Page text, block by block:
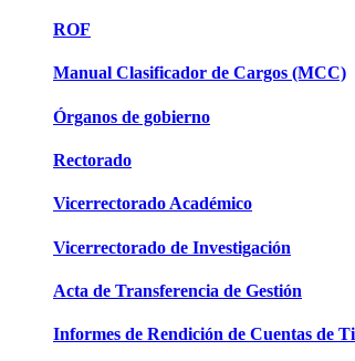
ROF
Manual Clasificador de Cargos (MCC)
Órganos de gobierno
Rectorado
Vicerrectorado Académico
Vicerrectorado de Investigación
Acta de Transferencia de Gestión
Informes de Rendición de Cuentas de